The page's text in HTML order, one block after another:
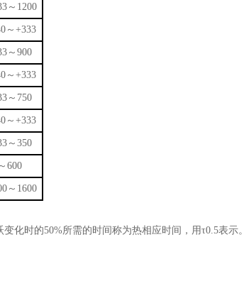
～1200
～+333
～900
～+333
～750
～+333
～350
600
～1600
时的50%所需的时间称为热相应时间，用τ0.5表示。